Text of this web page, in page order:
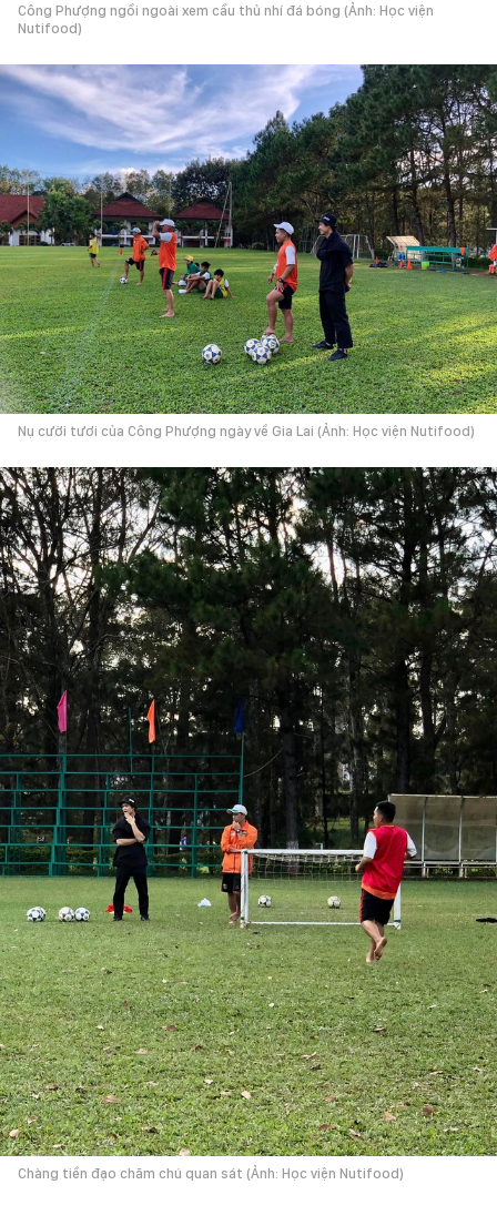
Công Phượng ngồi ngoài xem cầu thủ nhí đá bóng (Ảnh: Học viện
Nutifood)
Nụ cười tươi của Công Phượng ngày về Gia Lai (Ảnh: Học viện Nutifood)
Chàng tiền đạo chăm chú quan sát (Ảnh: Học viện Nutifood)